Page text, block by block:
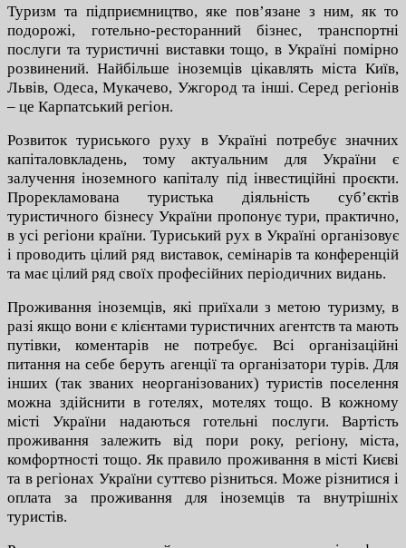
Туризм та підприємництво, яке пов’язане з ним, як то
подорожі, готельно-ресторанний бізнес, транспортні
послуги та туристичні виставки тощо, в Україні помірно
розвинений. Найбільше іноземців цікавлять міста Київ,
Львів, Одеса, Мукачево, Ужгород та інші. Серед регіонів
– це Карпатський регіон.
Розвиток туриського руху в Україні потребує значних
капіталовкладень, тому актуальним для України є
залучення іноземного капіталу під інвестиційні проєкти.
Прорекламована туристька діяльність суб’єктів
туристичного бізнесу України пропонує тури, практично,
в усі регіони країни. Туриський рух в Україні організовує
і проводить цілий ряд виставок, семінарів та конференцій
та має цілий ряд своїх професійних періодичних видань.
Проживання іноземців, які приїхали з метою туризму, в
разі якщо вони є клієнтами туристичних агентств та мають
путівки, коментарів не потребує. Всі організаційні
питання на себе беруть агенції та організатори турів. Для
інших (так званих неорганізованих) туристів поселення
можна здійснити в готелях, мотелях тощо. В кожному
місті України надаються готельні послуги. Вартість
проживання залежить від пори року, регіону, міста,
комфортності тощо. Як правило проживання в місті Києві
та в регіонах України суттєво різниться. Може різнитися і
оплата за проживання для іноземців та внутрішніх
туристів.